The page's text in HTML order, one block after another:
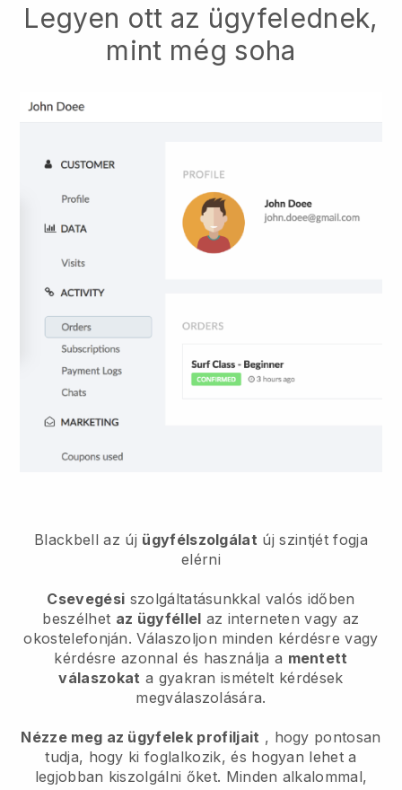
Legyen ott az ügyfelednek,
mint még soha
Blackbell az új ügyfélszolgálat új szintjét fogja
elérni
Csevegési szolgáltatásunkkal valós időben
beszélhet az ügyféllel az interneten vagy az
okostelefonján. Válaszoljon minden kérdésre vagy
kérdésre azonnal és használja a mentett
válaszokat a gyakran ismételt kérdések
megválaszolására.
Nézze meg az ügyfelek profiljait , hogy pontosan
tudja, hogy ki foglalkozik, és hogyan lehet a
legjobban kiszolgálni őket. Minden alkalommal,